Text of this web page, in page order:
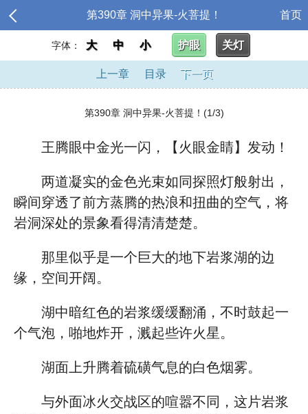
第390章 洞中异果-火菩提！ 首页
字体： 大 中 小 护眼 关灯
上一章 目录 下一页
第390章 洞中异果-火菩提！(1/3)
王腾眼中金光一闪，【火眼金睛】发动！
两道凝实的金色光束如同探照灯般射出，
瞬间穿透了前方蒸腾的热浪和扭曲的空气，将
岩洞深处的景象看得清清楚楚。
那里似乎是一个巨大的地下岩浆湖的边
缘，空间开阔。
湖中暗红色的岩浆缓缓翻涌，不时鼓起一
个气泡，啪地炸开，溅起些许火星。
湖面上升腾着硫磺气息的白色烟雾。
与外面冰火交战区的喧嚣不同，这片岩浆